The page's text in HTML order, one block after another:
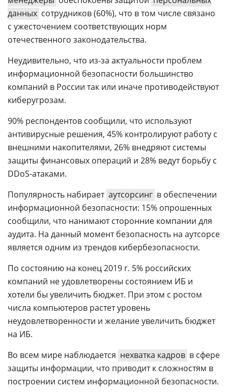
данных сотрудников (60%), что в том числе связано
с ужесточением соответствующих норм
отечественного законодательства.
Неудивительно, что из-за актуальности проблем
информационной безопасности большинство
компаний в России так или иначе противодействуют
киберугрозам.
90% респондентов сообщили, что используют
антивирусные решения, 45% контролируют работу с
внешними накопителями, 26% внедряют системы
защиты финансовых операций и 28% ведут борьбу с
DDoS-атаками.
Популярность набирает аутсорсинг в обеспечении
информационной безопасности: 15% опрошенных
сообщили, что нанимают сторонние компании для
аудита. На данный момент безопасность на аутсорсе
является одним из трендов кибербезопасности.
По состоянию на конец 2019 г. 5% российских
компаний не удовлетворены состоянием ИБ и
хотели бы увеличить бюджет. При этом с ростом
числа компьютеров растет уровень
неудовлетворенности и желание увеличить бюджет
на ИБ.
Во всем мире наблюдается нехватка кадров в сфере
защиты информации, что приводит к сложностям в
построении систем информационной безопасности.